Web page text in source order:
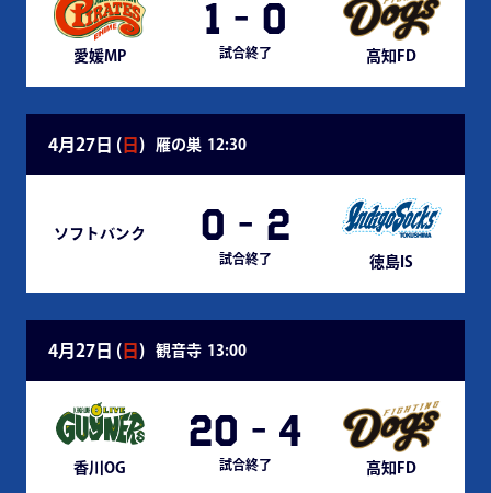
愛媛MP
1 - 0
試合終了 高知FD
4月27日 ( 日 ) 雁の巣 12:30
ソフトバンク 0 - 2
試合終了 徳島IS
4月27日 ( 日 ) 観音寺 13:00
香川OG
20 - 4
試合終了 高知FD